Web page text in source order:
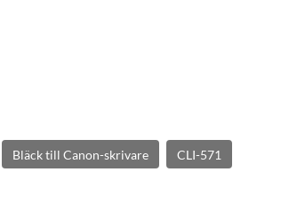
Bläck till Canon-skrivare CLI-571